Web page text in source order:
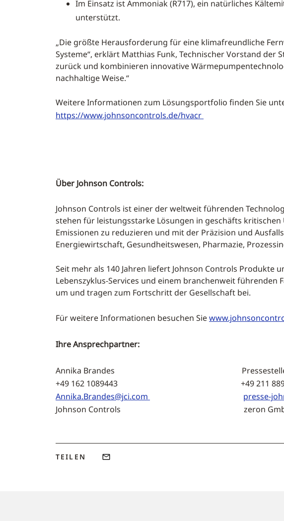
Im Einsatz ist Ammoniak (R717), ein natürliches
unterstützt.
„Die größte Herausforderung für eine klimafreundliche
Systeme“, erklärt Matthias Funk, Technischer Vorstand der
zurück und kombinieren innovative
nachhaltige Weise.“
Weitere Informationen zum Lösungsportfolio finden Sie
https://www.johnsoncontrols.de/hvacr
Über Johnson Controls:
Johnson Controls ist einer der weltweit führenden
stehen für leistungsstarke Lösungen in geschäfts
Emissionen zu reduzieren und mit der Präzision und
Energiewirtschaft, Gesundheitswesen, Pharmazie,
Seit mehr als 140 Jahren liefert Johnson Controls
Lebenszyklus-Services und einem branchenweit
um und tragen zum Fortschritt der Gesellschaft bei.
Für weitere Informationen besuchen Sie
Ihre Ansprechpartner:
Annika Brandes
+49 162 1089443 +49 211
Annika.Brandes@jci.com
presse-
Johnson Controls zeron GmbH /
TEILEN